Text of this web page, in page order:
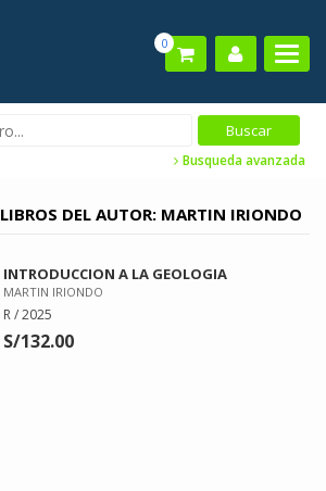
0
Busqueda avanzada
LIBROS DEL AUTOR: MARTIN IRIONDO
INTRODUCCION A LA GEOLOGIA
MARTIN IRIONDO
R / 2025
S/132.00